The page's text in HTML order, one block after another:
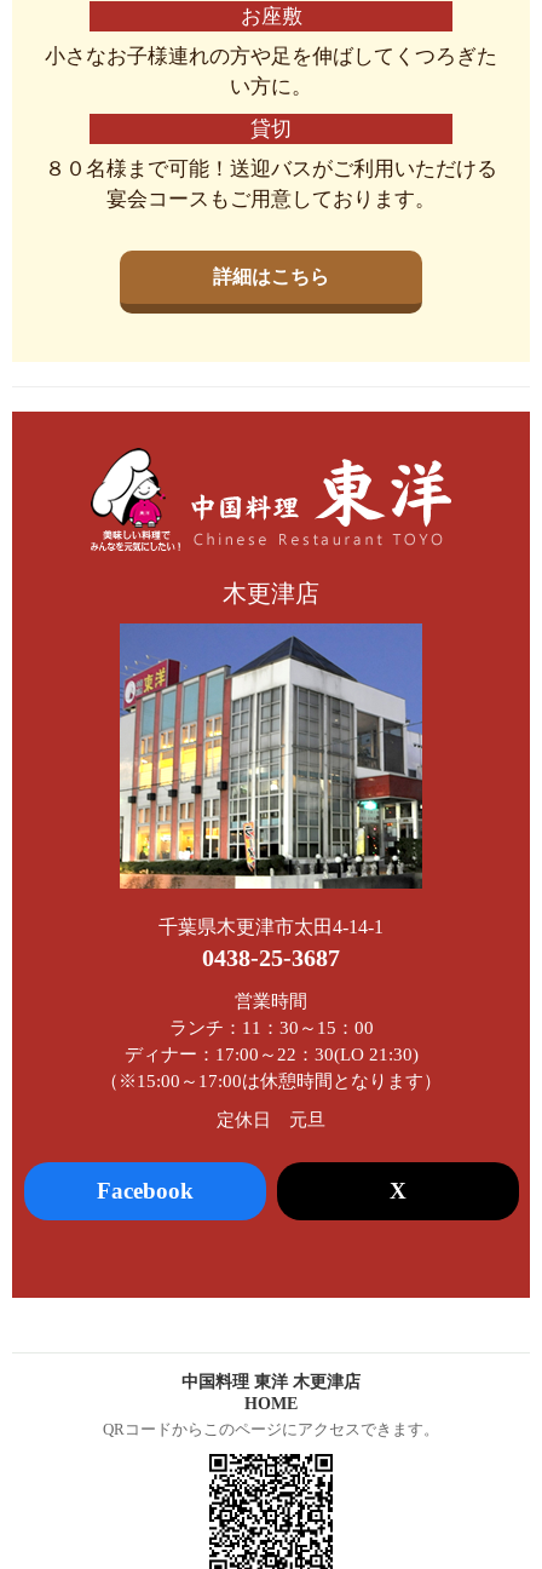
お座敷
小さなお子様連れの方や足を伸ばしてくつろぎた
い方に。
貸切
８０名様まで可能！送迎バスがご利用いただける
宴会コースもご用意しております。
詳細はこちら
木更津店
千葉県木更津市太田4-14-1
0438-25-3687
営業時間
ランチ：11：30～15：00
ディナー：17:00～22：30(LO 21:30)
（※15:00～17:00は休憩時間となります）
定休日 元旦
Facebook X
中国料理 東洋 木更津店
HOME
QRコードからこのページにアクセスできます。